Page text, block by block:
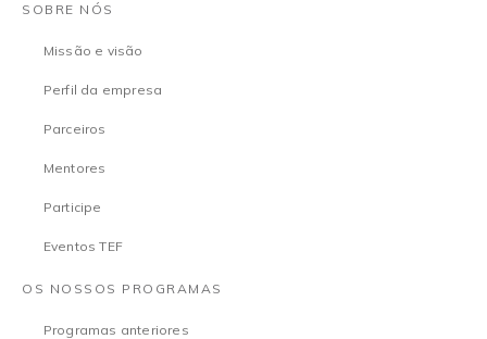
SOBRE NÓS
Missão e visão
Perfil da empresa
Parceiros
Mentores
Participe
Eventos TEF
OS NOSSOS PROGRAMAS
Programas anteriores